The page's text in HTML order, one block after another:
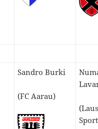
Sandro Burki
(FC Aarau)